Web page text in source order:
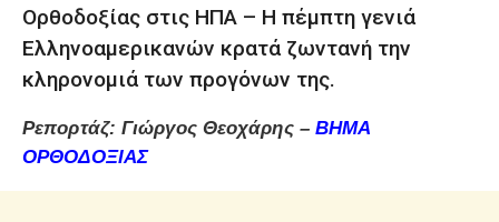
Ορθοδοξίας στις ΗΠΑ – Η πέμπτη γενιά
Ελληνοαμερικανών κρατά ζωντανή την
κληρονομιά των προγόνων της.
Ρεπορτάζ: Γιώργος Θεοχάρης – ΒΗΜΑ
ΟΡΘΟΔΟΞΙΑΣ